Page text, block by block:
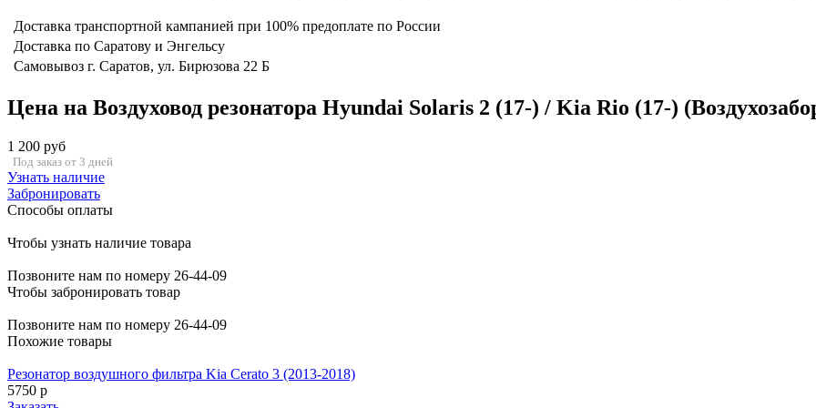
Доставка транспортной кампанией при 100% предоплате по России
Доставка по Саратову и Энгельсу
Самовывоз г. Саратов, ул. Бирюзова 22 Б
Цена на Воздуховод резонатора Hyundai Solaris 2 (17-) / Kia Rio (17-)
1 200 руб
Под заказ от 3 дней
Узнать наличие
Забронировать
Способы оплаты
Чтобы узнать наличие товара
Позвоните нам по номеру 26-44-09
Чтобы забронировать товар
Позвоните нам по номеру 26-44-09
Похожие товары
Резонатор воздушного фильтра Kia Cerato 3 (2013-2018)
5750 р